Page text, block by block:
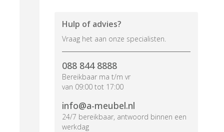
Hulp of advies?
Vraag het aan onze specialisten.
088 844 8888
Bereikbaar ma t/m vr
van 09:00 tot 17:00
info@a-meubel.nl
24/7 bereikbaar, antwoord binnen een
werkdag